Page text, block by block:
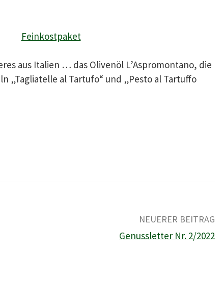
Feinkostpaket
aus Italien … das Olivenöl L’Aspromontano, die
„Tagliatelle al Tartufo“ und „Pesto al Tartuffo
NEUERER BEITRAG
Genussletter Nr. 2/2022